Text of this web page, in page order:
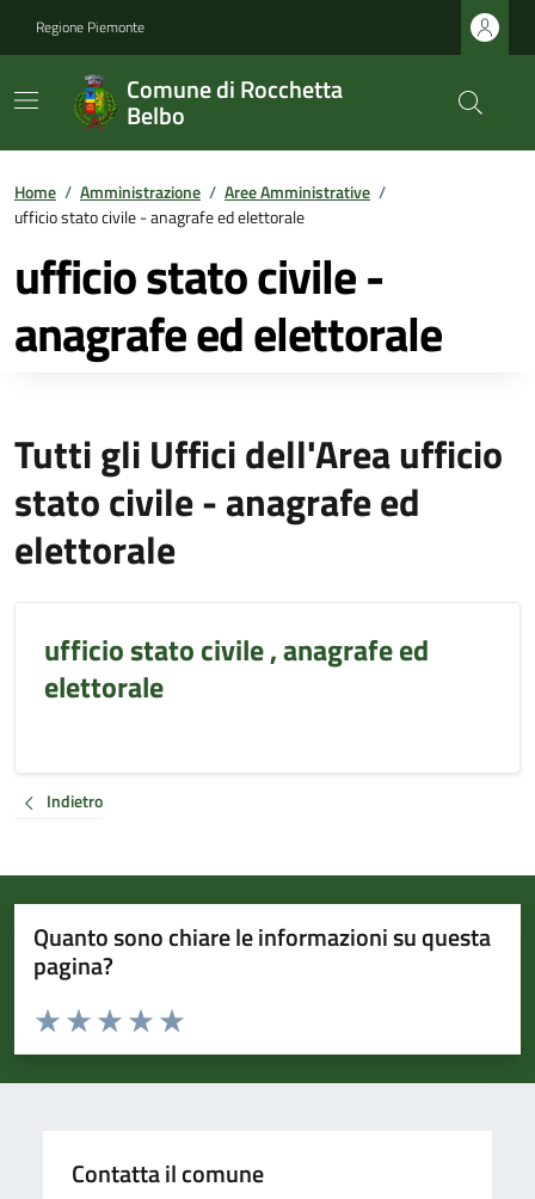
Regione Piemonte
Comune di Rocchetta
Belbo
Home / Amministrazione / Aree Amministrative /
ufficio stato civile - anagrafe ed elettorale
ufficio stato civile -
anagrafe ed elettorale
Tutti gli Uffici dell'Area ufficio
stato civile - anagrafe ed
elettorale
ufficio stato civile , anagrafe ed
elettorale
Indietro
Quanto sono chiare le informazioni su questa
pagina?
Valuta da 1 a 5 stelle la pagina
Valuta 5 stelle su 5
Valuta 4 stelle su 5
Valuta 3 stelle su 5
Valuta 2 stelle su 5
Valuta 1 stelle su 5
Contatta il comune